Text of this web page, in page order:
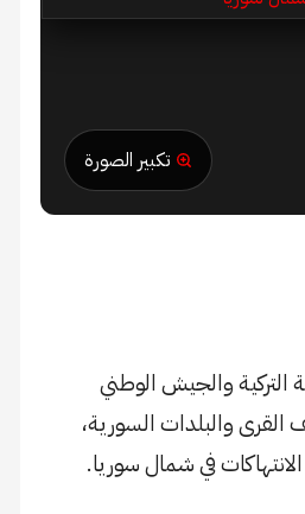
تكبير الصورة
والجيش الوطني
والبلدات السورية،
في شمال سوريا.